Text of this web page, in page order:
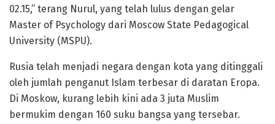
02.15,” terang Nurul, yang telah lulus dengan gelar
Master of Psychology dari Moscow State Pedagogical
University (MSPU).
Rusia telah menjadi negara dengan kota yang ditinggali
oleh jumlah penganut Islam terbesar di daratan Eropa.
Di Moskow, kurang lebih kini ada 3 juta Muslim
bermukim dengan 160 suku bangsa yang tersebar.